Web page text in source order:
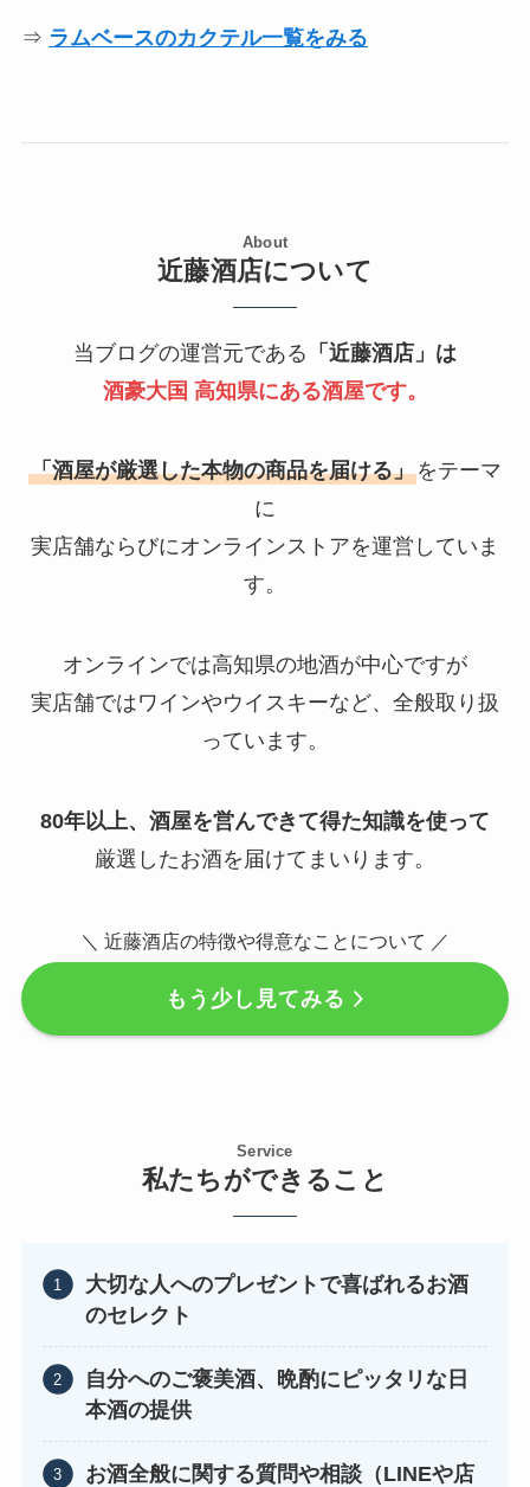
⇒ ラムベースのカクテル一覧をみる
About
近藤酒店について
当ブログの運営元である 「近藤酒店」は
酒豪大国 高知県にある酒屋です。
「酒屋が厳選した本物の商品を届ける」 をテーマ
に
実店舗ならびにオンラインストアを運営していま
す。
オンラインでは高知県の地酒が中心ですが
実店舗ではワインやウイスキーなど、全般取り扱
っています。
80年以上、酒屋を営んできて得た知識を使って
厳選したお酒を届けてまいります。
＼ 近藤酒店の特徴や得意なことについて ／
もう少し見てみる
Service
私たちができること
大切な人へのプレゼントで喜ばれるお酒
のセレクト
自分へのご褒美酒、晩酌にピッタリな日
本酒の提供
お酒全般に関する質問や相談（LINEや店